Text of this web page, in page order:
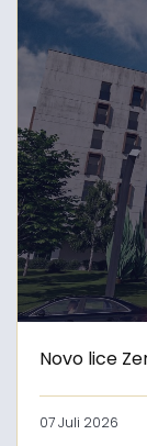
Novo lice
07 Juli 2026